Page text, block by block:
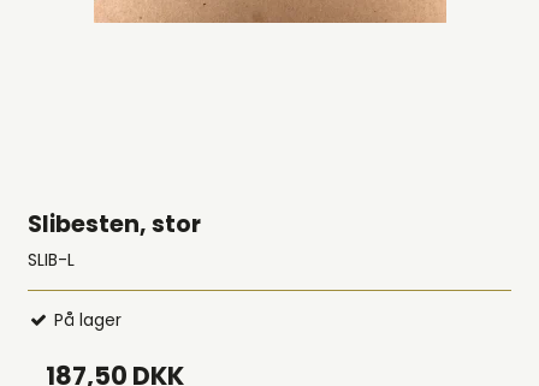
Slibesten, stor
SLIB-L
På lager
187,50 DKK